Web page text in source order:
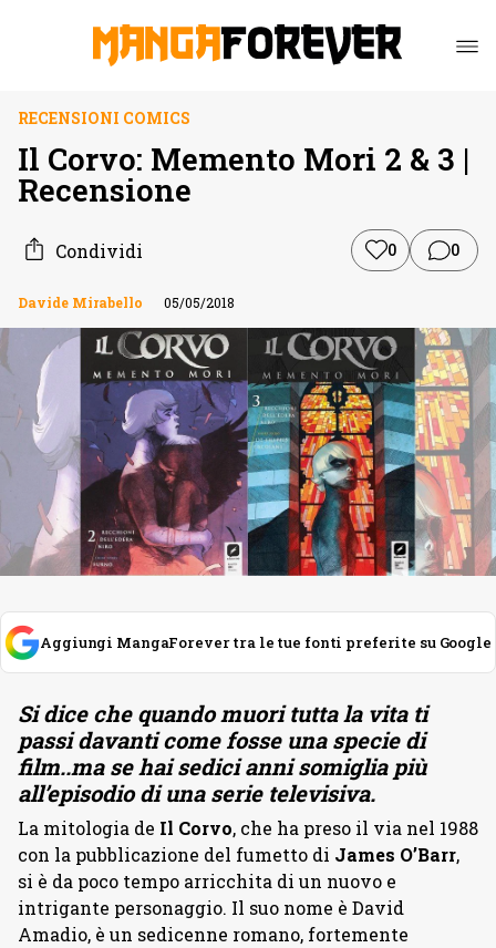
RECENSIONI COMICS
Il Corvo: Memento Mori 2 & 3 |
Recensione
Condividi 0 0
Davide Mirabello 05/05/2018
Aggiungi MangaForever tra le tue fonti preferite su Google
Si dice che quando muori tutta la vita ti
passi davanti come fosse una specie di
film..ma se hai sedici anni somiglia più
all’episodio di una serie televisiva.
La mitologia de Il Corvo, che ha preso il via nel 1988
con la pubblicazione del fumetto di James O’Barr,
si è da poco tempo arricchita di un nuovo e
intrigante personaggio. Il suo nome è David
Amadio, è un sedicenne romano, fortemente